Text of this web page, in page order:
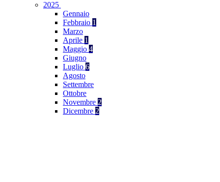
2025
Gennaio
Febbraio 1
Marzo
Aprile 1
Maggio 4
Giugno
Luglio 6
Agosto
Settembre
Ottobre
Novembre 2
Dicembre 2